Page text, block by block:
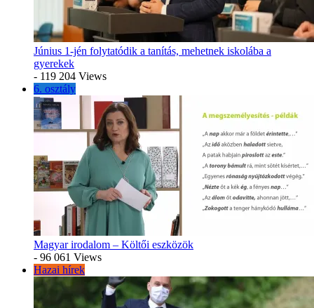
Június 1-jén folytatódik a tanítás, mehetnek iskolába a
gyerekek
- 119 204 Views
6. osztály
Magyar irodalom – Költői eszközök
- 96 061 Views
Hazai hírek